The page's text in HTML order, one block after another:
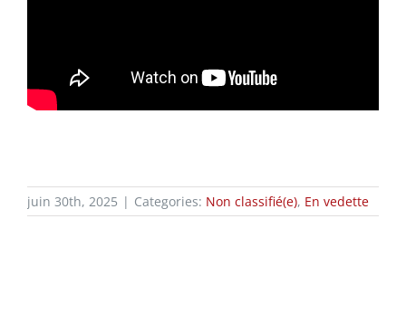
juin 30th, 2025 | Categories: Non classifié(e), En vedette